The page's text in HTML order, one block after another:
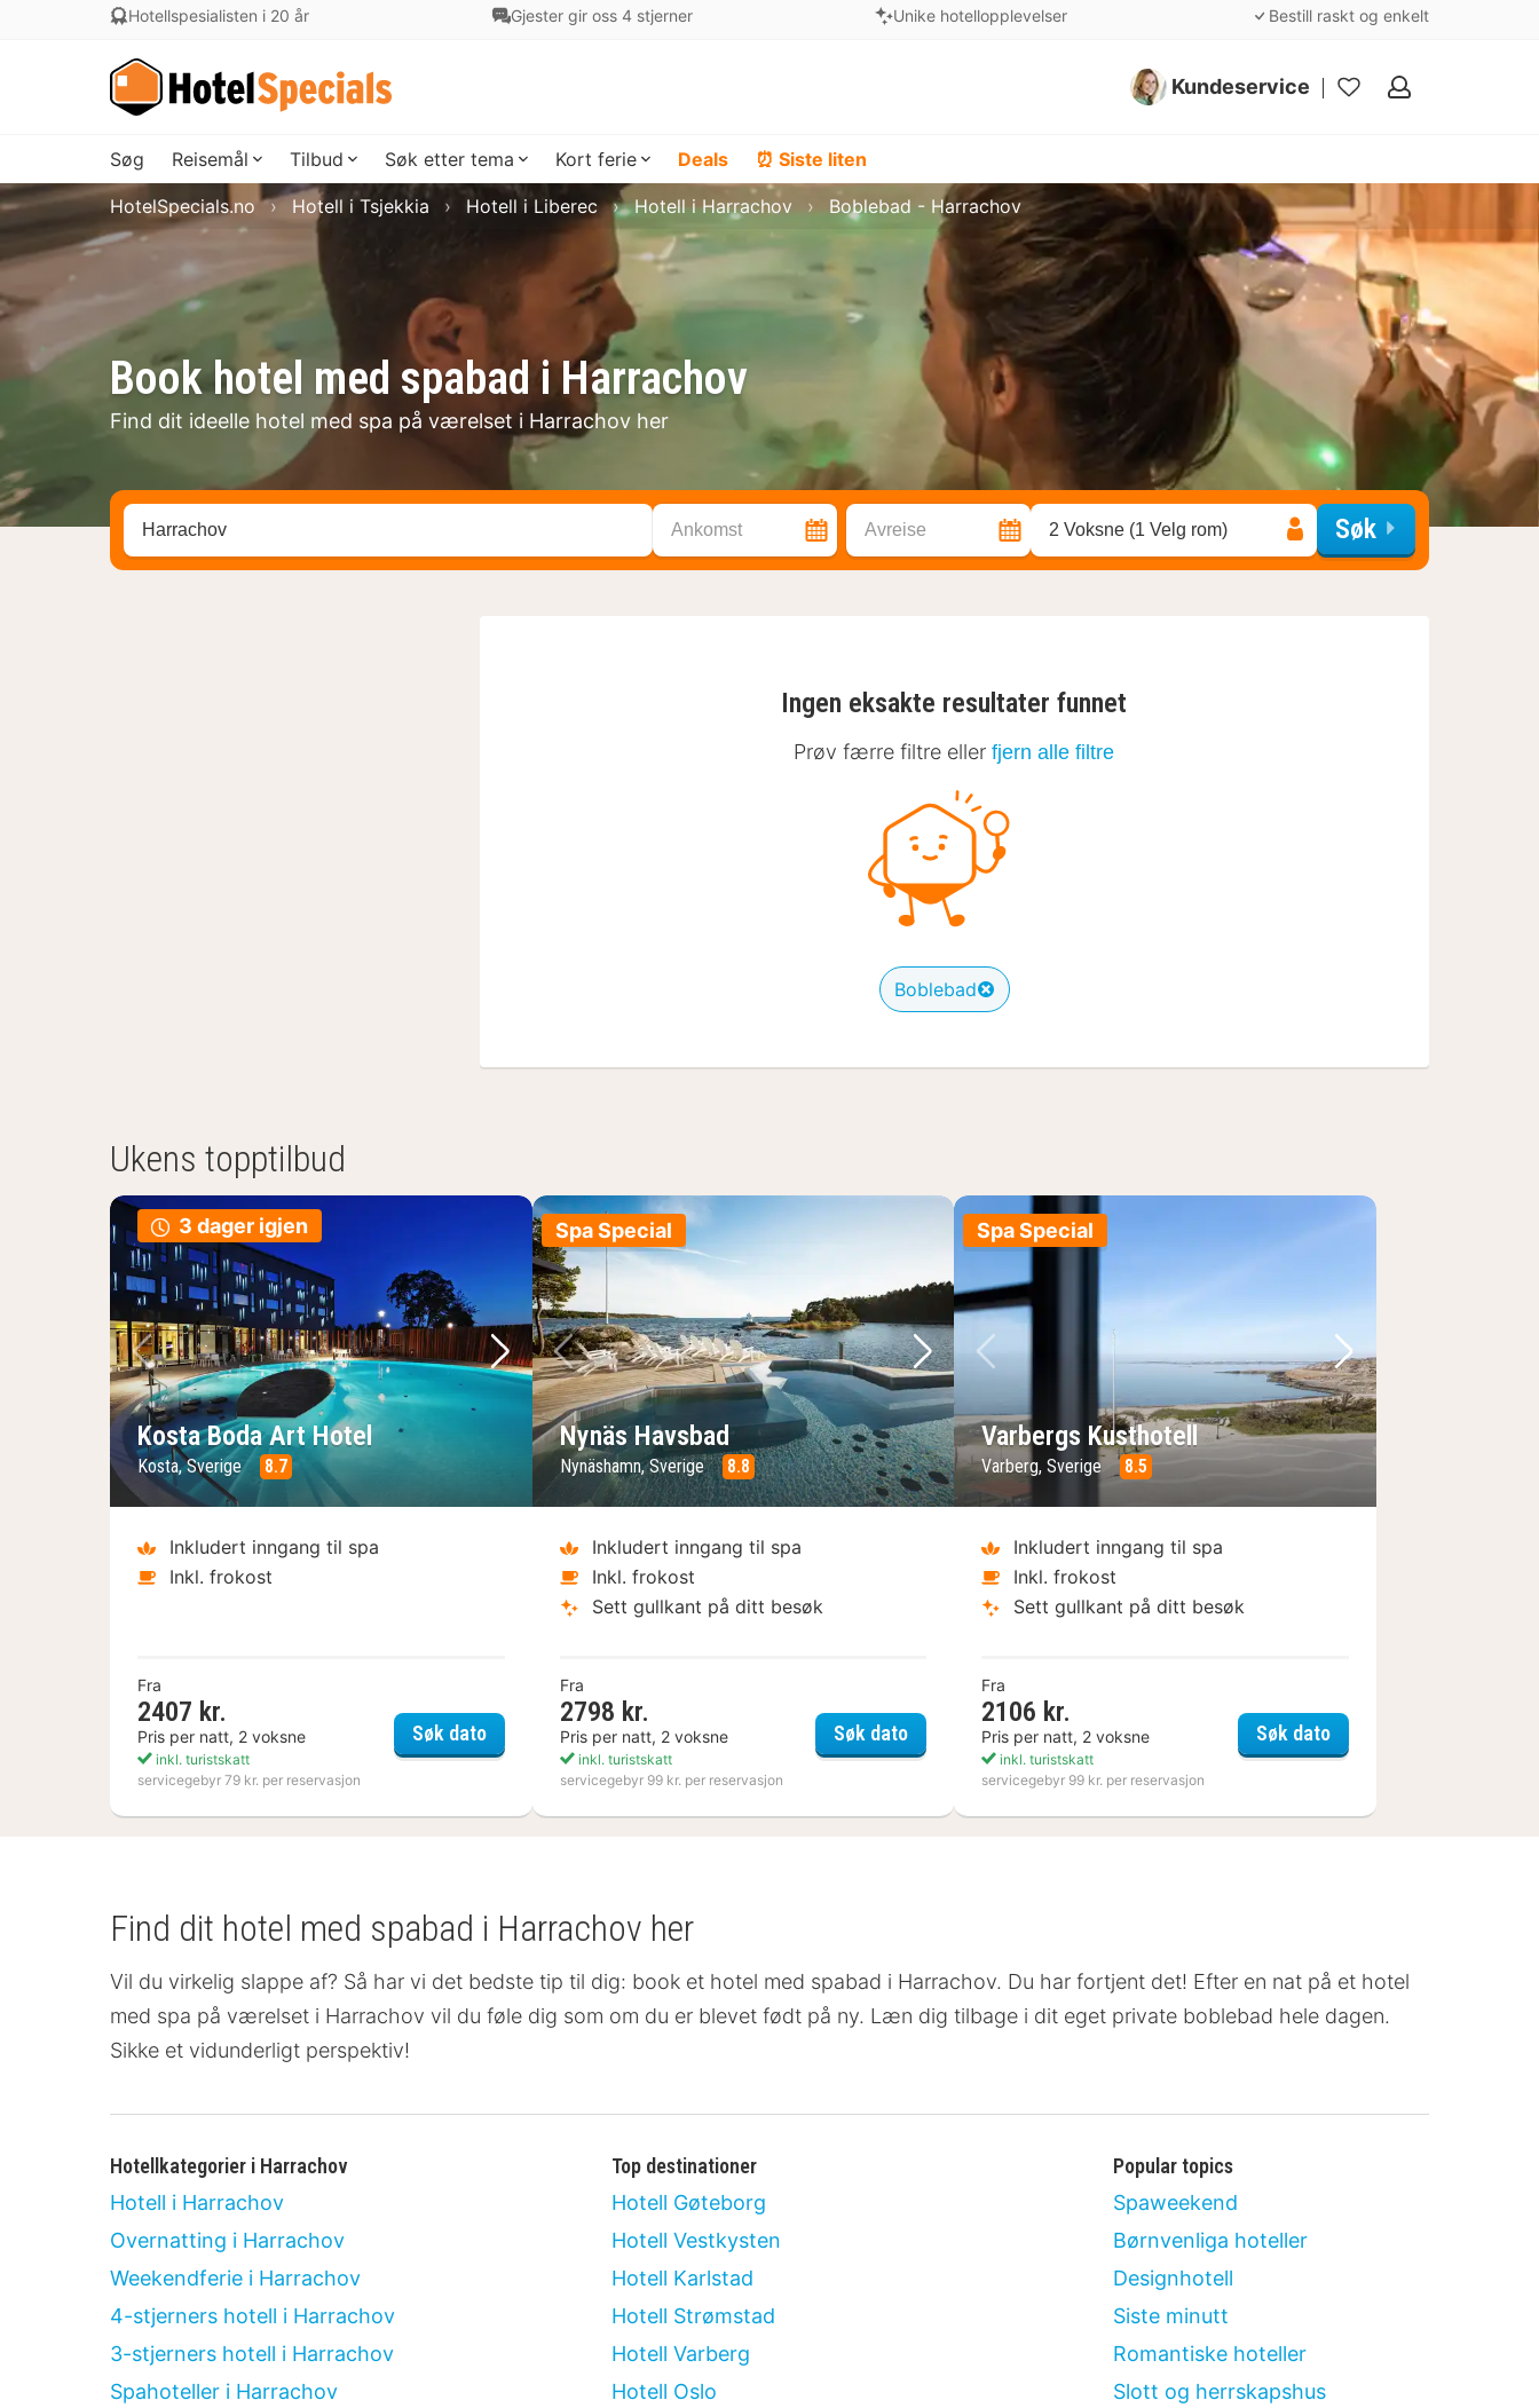
Hotellspesialisten i 20 år Gjester gir oss 4 stjerner Unike hotellopplevelser Bestill raskt og enkelt
Kundeservice
Mine
Søg Reisemål Tilbud Søk etter tema Kort ferie Deals ⏰ Siste liten
Book hotel med spabad i Harrachov
Find dit ideelle hotel med spa på værelset i Harrachov her
HotelSpecials.no Hotell i Tsjekkia Hotell i Liberec Hotell i Harrachov Boblebad - Harrachov
Søk hotell, region eller by Ankomst Avreise 2 Voksne (1 Velg rom) Søk
Ingen eksakte resultater funnet
Prøv færre filtre ellerfjern alle filtre
Boblebad
Ukens topptilbud
3 dager igjen
Forrige bilde
Neste bilde
Kosta Boda Art Hotel
Kosta, Sverige 8.7
Inkludert inngang til spa
Inkl. frokost
Fra
2407 kr.
Pris per natt, 2 voksne
inkl. turistskatt
servicegebyr 79 kr. per reservasjon
Søk datoKosta Boda Art Hotel
Spa Special
Forrige bilde
Neste bilde
Nynäs Havsbad
Nynäshamn, Sverige 8.8
Inkludert inngang til spa
Inkl. frokost
Sett gullkant på ditt besøk
Fra
2798 kr.
Pris per natt, 2 voksne
inkl. turistskatt
servicegebyr 99 kr. per reservasjon
Søk datoNynäs Havsbad
Spa Special
Forrige bilde
Neste bilde
Varbergs Kusthotell
Varberg, Sverige 8.5
Inkludert inngang til spa
Inkl. frokost
Sett gullkant på ditt besøk
Fra
2106 kr.
Pris per natt, 2 voksne
inkl. turistskatt
servicegebyr 99 kr. per reservasjon
Søk datoVarbergs Kusthotell
Find dit hotel med spabad i Harrachov her
Vil du virkelig slappe af? Så har vi det bedste tip til dig: book et hotel med spabad i Harrachov. Du har fortjent det! Efter en nat på et hotel
med spa på værelset i Harrachov vil du føle dig som om du er blevet født på ny. Læn dig tilbage i dit eget private boblebad hele dagen.
Sikke et vidunderligt perspektiv!
Hotellkategorier i Harrachov
Hotell i Harrachov
Overnatting i Harrachov
Weekendferie i Harrachov
4-stjerners hotell i Harrachov
3-stjerners hotell i Harrachov
Spahoteller i Harrachov
Top destinationer
Hotell Gøteborg
Hotell Vestkysten
Hotell Karlstad
Hotell Strømstad
Hotell Varberg
Hotell Oslo
Popular topics
Spaweekend
Børnvenliga hoteller
Designhotell
Siste minutt
Romantiske hoteller
Slott og herrskapshus